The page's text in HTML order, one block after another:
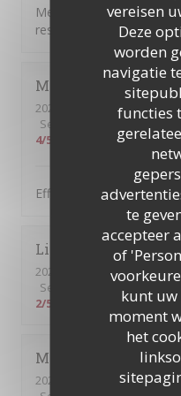
vereisen
Deze
worden
navigatie
functies
te
accepteer
of
kunt uw
moment
het
Merci pour l’accueil, vos
respect de l’horaire !
Marie-Francoise
2022-12-01
- 12:30 - Gasten
Service
Atmosfeer: 4
4/5
Efficacité,
Lisa
2022-11-04
- 21:15 - Gasten
Service
Atmosfeer
2/5
Marlys
2022-10-11
- 13:00 - Gasten